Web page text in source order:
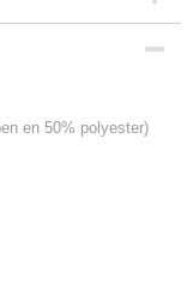
en 50% polyester)